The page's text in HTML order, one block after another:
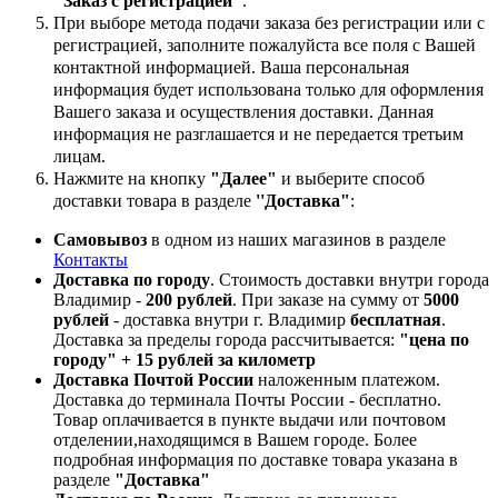
При выборе метода подачи заказа без регистрации или с
регистрацией, заполните пожалуйста все поля с Вашей
контактной информацией. Ваша персональная
информация будет использована только для оформления
Вашего заказа и осуществления доставки. Данная
информация не разглашается и не передается третьим
лицам.
Нажмите на кнопку "Далее" и выберите способ
доставки товара в разделе ''Доставка":
Самовывоз в одном из наших магазинов в разделе
Контакты
Доставка по городу. Стоимость доставки внутри города
Владимир - 200 рублей. При заказе на сумму от 5000
рублей - доставка внутри г. Владимир бесплатная.
Доставка за пределы города рассчитывается: "цена по
городу" + 15 рублей за километр
Доставка Почтой России наложенным платежом.
Доставка до терминала Почты России - бесплатно.
Товар оплачивается в пункте выдачи или почтовом
отделении,находящимся в Вашем городе. Более
подробная информация по доставке товара указана в
разделе "Доставка"